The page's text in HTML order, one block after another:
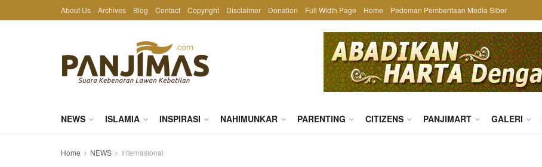
About Us Archives Blog Contact Copyright Disclaimer Donation Full Width Page Home Pedoman Pemberitaan Media Siber
NEWS ISLAMIA INSPIRASI NAHIMUNKAR PARENTING CITIZENS PANJIMART GALERI
Home NEWS Internasional